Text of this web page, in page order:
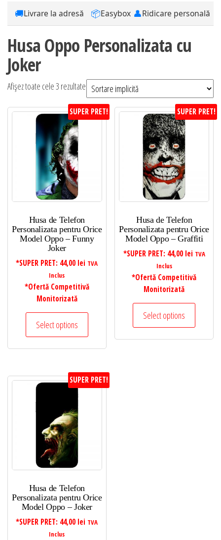
🚚Livrare la adresă 📦Easybox 👤Ridicare personală
Husa Oppo Personalizata cu
Joker
Afișez toate cele 3 rezultate
SUPER PRET!
Husa de Telefon
Personalizata pentru Orice
Model Oppo – Funny
Joker
*SUPER PRET: 44,00 lei TVA
Inclus
*Ofertă Competitivă
Monitorizată
Select options
SUPER PRET!
Husa de Telefon
Personalizata pentru Orice
Model Oppo – Graffiti
*SUPER PRET: 44,00 lei TVA
Inclus
*Ofertă Competitivă
Monitorizată
Select options
SUPER PRET!
Husa de Telefon
Personalizata pentru Orice
Model Oppo – Joker
*SUPER PRET: 44,00 lei TVA
Inclus